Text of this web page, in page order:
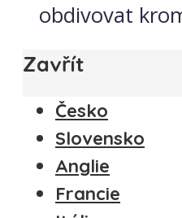
obdivovat
Zavřít
Česko
Slovensko
Anglie
Francie